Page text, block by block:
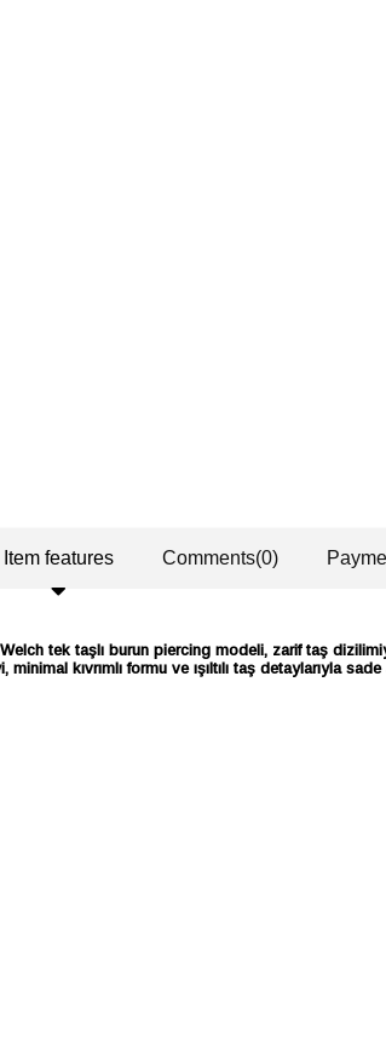
Item features Comments(0)
tek taşlı burun piercing modeli, zarif taş
kıvrımlı formu ve ışıltılı taş detaylarıyla